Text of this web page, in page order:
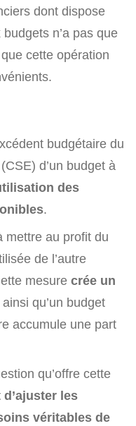
dont dispose
n’a pas que
cette opération
budgétaire du
d’un budget à
des
.
mettre au profit du
de l’autre
mesure crée un
qu’un budget
accumule une part
qu’offre cette
d’ajuster les
véritables de